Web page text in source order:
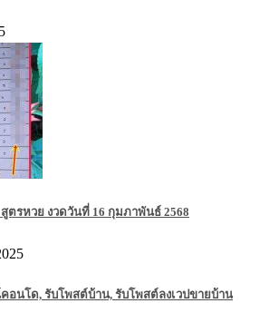
ตรหวย งวดวันที่ 16 กุมภาพันธ์ 2568
อนโด, รับโพสต์บ้าน, รับโพสต์ลงเวปขายบ้าน